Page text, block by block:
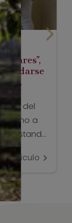
Ruta del
vino a
de
ciclo de
artículo